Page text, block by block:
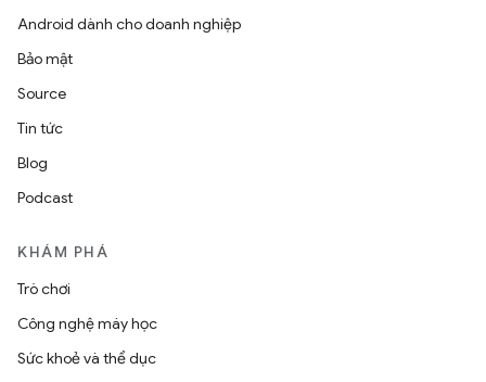
Android dành cho doanh nghiệp
Bảo mật
Source
Tin tức
Blog
Podcast
KHÁM PHÁ
Trò chơi
Công nghệ máy học
Sức khoẻ và thể dục